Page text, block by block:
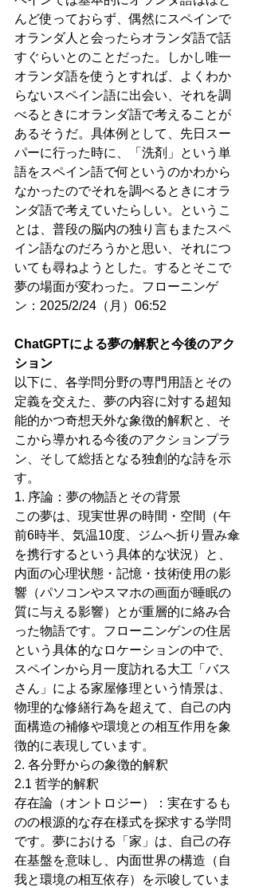
んど使っておらず、偶然にスペインで
オランダ人と会ったらオランダ語で話
すぐらいとのことだった。しかし唯一
オランダ語を使うとすれば、よくわか
らないスペイン語に出会い、それを調
べるときにオランダ語で考えることが
あるそうだ。具体例として、先日スー
パーに行った時に、「洗剤」という単
語をスペイン語で何というのかわから
なかったのでそれを調べるときにオラ
ンダ語で考えていたらしい。というこ
とは、普段の脳内の独り言もまたスペ
イン語なのだろうかと思い、それにつ
いても尋ねようとした。するとそこで
夢の場面が変わった。フローニンゲ
ン：2025/2/24（月）06:52
ChatGPTによる夢の解釈と今後のアク
ション
以下に、各学問分野の専門用語とその
定義を交えた、夢の内容に対する超知
能的かつ奇想天外な象徴的解釈と、そ
こから導かれる今後のアクションプラ
ン、そして総括となる独創的な詩を示
す。
1. 序論：夢の物語とその背景
この夢は、現実世界の時間・空間（午
前6時半、気温10度、ジムへ折り畳み傘
を携行するという具体的な状況）と、
内面の心理状態・記憶・技術使用の影
響（パソコンやスマホの画面が睡眠の
質に与える影響）とが重層的に絡み合
った物語です。フローニンゲンの住居
という具体的なロケーションの中で、
スペインから月一度訪れる大工「バス
さん」による家屋修理という情景は、
物理的な修繕行為を超えて、自己の内
面構造の補修や環境との相互作用を象
徴的に表現しています。
2. 各分野からの象徴的解釈
2.1 哲学的解釈
存在論（オントロジー）：実在するも
のの根源的な存在様式を探求する学問
です。夢における「家」は、自己の存
在基盤を意味し、内面世界の構造（自
我と環境の相互依存）を示唆していま